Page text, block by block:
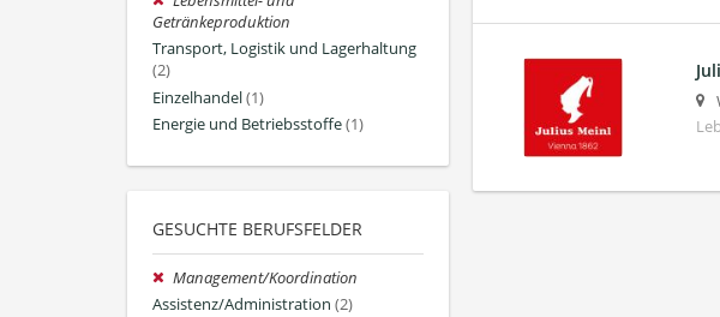
Getränkeproduktion
Transport, Logistik und Lagerhaltung
(2)
Einzelhandel(1)
Energie und Betriebsstoffe(1)
GESUCHTE BERUFSFELDER
Management/Koordination
Assistenz/Administration (2)